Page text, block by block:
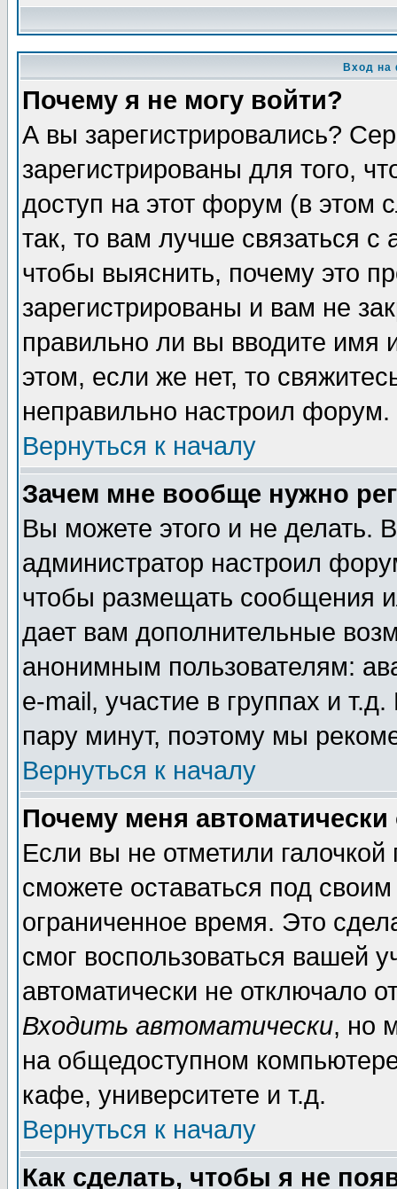
Вход на
Почему я не могу войти?
А вы зарегистрировались?
зарегистрированы для того,
доступ на этот форум (в этом
так, то вам лучше связаться
чтобы выяснить, почему это
зарегистрированы и вам не
правильно ли вы вводите
этом, если же нет, то
неправильно настроил форум.
Вернуться к началу
Зачем мне вообще нужно
Вы можете этого и не делать.
администратор настроил
чтобы размещать сообщения
дает вам дополнительные
анонимным пользователям:
e-mail, участие в группах и
пару минут, поэтому мы
Вернуться к началу
Почему меня автоматически
Если вы не отметили галочкой
сможете оставаться под
ограниченное время. Это
смог воспользоваться вашей
автоматически не отключало
Входить автоматически, но
на общедоступном
кафе, университете и т.д.
Вернуться к началу
Как сделать, чтобы я не